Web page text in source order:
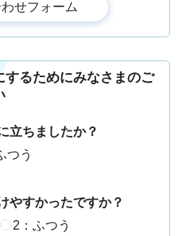
するためにみなさまのご
立ちましたか？
つう
やすかったですか？
2：ふつう